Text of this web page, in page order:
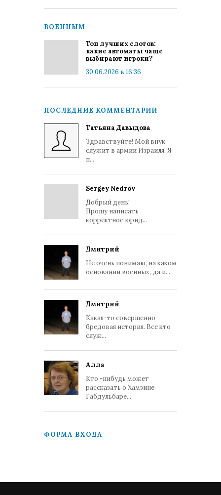
ВОЕННЫМ
Топ лучших слотов:
какие автоматы чаще
выбирают игроки?
30.06.2026 в 16:36
ПОСЛЕДНИЕ КОММЕНТАРИИ
Татьяна Давыдова
Здравствуйте! Мой внук
служит в армии Израиля. Я
п...
Sergey Nedrov
Добрый день!
Прошу написать
корректное юрид...
Дмитрий
Не очень понимаю, на каком
основании военных, да и...
Дмитрий
Какая-то совершенно
бредовая история. Все кто
служ...
Алла
Кто -нибудь может
рассказать о Хамзине
Габдульбаре...
ФОРМА ВХОДА